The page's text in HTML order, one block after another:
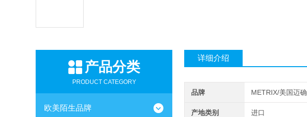
产品分类
PRODUCT CATEGORY
欧美陌生品牌
详细介绍
品牌 METRIX/美国迈确
产地类别 进口